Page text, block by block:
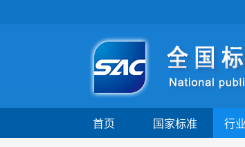
首页 国家标准 行